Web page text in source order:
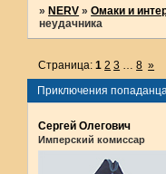
»NERV »Омаки и
неудачника
Приключения
Страница:1 2 3 … 8 »
Сергей Олегович
Имперский комиссар